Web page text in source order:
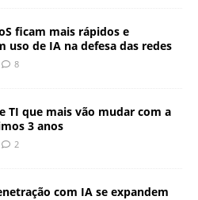
ficam mais rápidos e
uso de IA na defesa das redes
8
TI que mais vão mudar com a
3 anos
2
com IA se expandem